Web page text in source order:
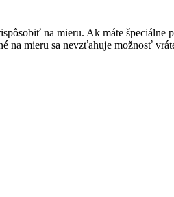
na mieru. Ak máte
na mieru sa nevzťahuje možnosť